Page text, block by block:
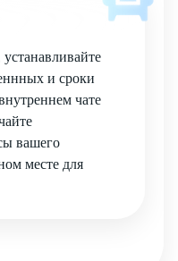
и сроки
чате
вашего
месте для